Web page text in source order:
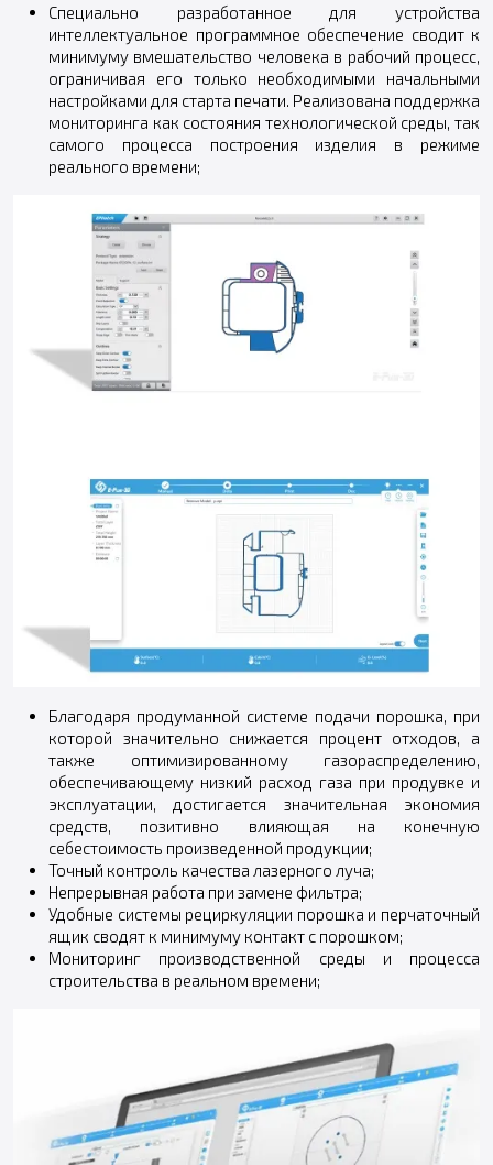
Специально разработанное для устройства
интеллектуальное программное обеспечение сводит к
минимуму вмешательство человека в рабочий процесс,
ограничивая его только необходимыми начальными
настройками для старта печати. Реализована поддержка
мониторинга как состояния технологической среды, так
самого процесса построения изделия в режиме
реального времени;
Благодаря продуманной системе подачи порошка, при
которой значительно снижается процент отходов, а
также оптимизированному газораспределению,
обеспечивающему низкий расход газа при продувке и
эксплуатации, достигается значительная экономия
средств, позитивно влияющая на конечную
себестоимость произведенной продукции;
Точный контроль качества лазерного луча;
Непрерывная работа при замене фильтра;
Удобные системы рециркуляции порошка и перчаточный
ящик сводят к минимуму контакт с порошком;
Мониторинг производственной среды и процесса
строительства в реальном времени;